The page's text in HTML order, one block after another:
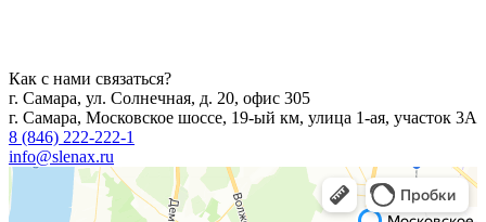
Как с нами связаться?
г. Самара, ул. Солнечная, д. 20, офис 305
г. Самара, Московское шоссе, 19-ый км, улица 1-ая, участок 3А
8 (846) 222-222-1
info@slenax.ru